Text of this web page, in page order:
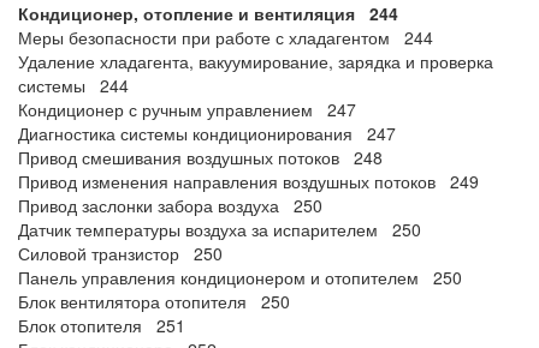
Кондиционер, отопление и вентиляция 244
Меры безопасности при работе с хладагентом 244
Удаление хладагента, вакуумирование, зарядка и проверка
системы 244
Кондиционер с ручным управлением 247
Диагностика системы кондиционирования 247
Привод смешивания воздушных потоков 248
Привод изменения направления воздушных потоков 249
Привод заслонки забора воздуха 250
Датчик температуры воздуха за испарителем 250
Силовой транзистор 250
Панель управления кондиционером и отопителем 250
Блок вентилятора отопителя 250
Блок отопителя 251